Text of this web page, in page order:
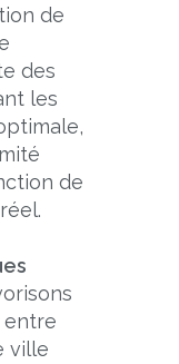
de
des
les
de
entre
ville